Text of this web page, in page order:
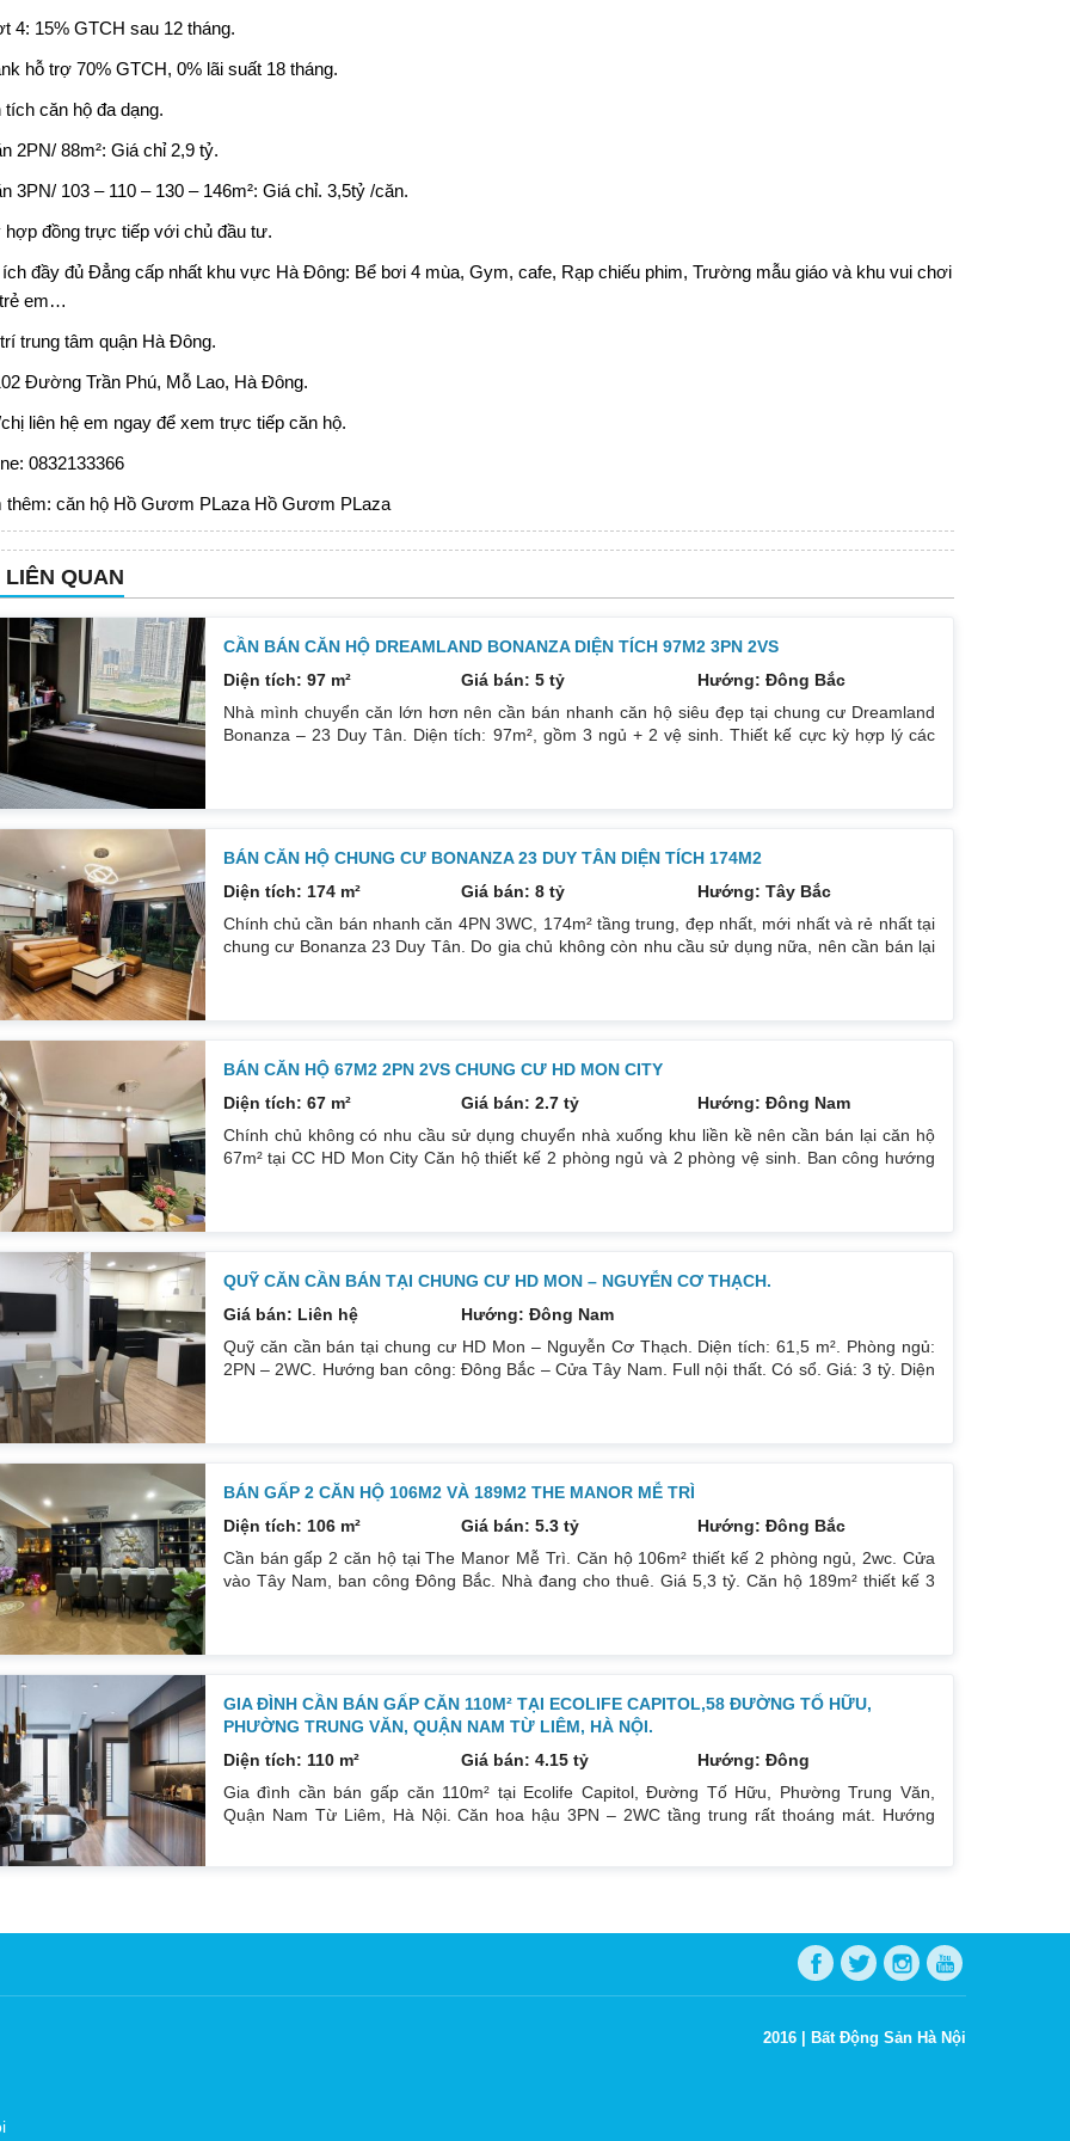
4: 15% GTCH sau 12 tháng.
hỗ trợ 70% GTCH, 0% lãi suất 18 tháng.
tích căn hộ đa dạng.
2PN/ 88m²: Giá chỉ 2,9 tỷ.
3PN/ 103 – 110 – 130 – 146m²: Giá chỉ. 3,5tỷ /căn.
hợp đồng trực tiếp với chủ đầu tư.
ích đầy đủ Đẳng cấp nhất khu vực Hà Đông: Bể bơi 4 mùa, Gym, cafe, Rạp chiếu phim, Trường mẫu giáo và khu vui chơi
em…
trung tâm quận Hà Đông.
Đường Trần Phú, Mỗ Lao, Hà Đông.
liên hệ em ngay để xem trực tiếp căn hộ.
0832133366
thêm: căn hộ Hồ Gươm PLaza Hồ Gươm PLaza
LIÊN QUAN
CẦN BÁN CĂN HỘ DREAMLAND BONANZA DIỆN TÍCH 97M2 3PN 2VS
Diện tích: 97 m²
Giá bán: 5 tỷ
Hướng: Đông Bắc
Nhà mình chuyển căn lớn hơn nên cần bán nhanh căn hộ siêu đẹp tại chung cư Dreamland
Bonanza – 23 Duy Tân. Diện tích: 97m², gồm 3 ngủ + 2 vệ sinh. Thiết kế cực kỳ hợp lý các
BÁN CĂN HỘ CHUNG CƯ BONANZA 23 DUY TÂN DIỆN TÍCH 174M2
Diện tích: 174 m²
Giá bán: 8 tỷ
Hướng: Tây Bắc
Chính chủ cần bán nhanh căn 4PN 3WC, 174m² tầng trung, đẹp nhất, mới nhất và rẻ nhất tại
chung cư Bonanza 23 Duy Tân. Do gia chủ không còn nhu cầu sử dụng nữa, nên cần bán lại
BÁN CĂN HỘ 67M2 2PN 2VS CHUNG CƯ HD MON CITY
Diện tích: 67 m²
Giá bán: 2.7 tỷ
Hướng: Đông Nam
Chính chủ không có nhu cầu sử dụng chuyển nhà xuống khu liền kề nên cần bán lại căn hộ
67m² tại CC HD Mon City Căn hộ thiết kế 2 phòng ngủ và 2 phòng vệ sinh. Ban công hướng
QUỸ CĂN CẦN BÁN TẠI CHUNG CƯ HD MON – NGUYỄN CƠ THẠCH.
Giá bán: Liên hệ
Hướng: Đông Nam
Quỹ căn cần bán tại chung cư HD Mon – Nguyễn Cơ Thạch. Diện tích: 61,5 m². Phòng ngủ:
2PN – 2WC. Hướng ban công: Đông Bắc – Cửa Tây Nam. Full nội thất. Có sổ. Giá: 3 tỷ. Diện
BÁN GẤP 2 CĂN HỘ 106M2 VÀ 189M2 THE MANOR MỄ TRÌ
Diện tích: 106 m²
Giá bán: 5.3 tỷ
Hướng: Đông Bắc
Cần bán gấp 2 căn hộ tại The Manor Mễ Trì. Căn hộ 106m² thiết kế 2 phòng ngủ, 2wc. Cửa
vào Tây Nam, ban công Đông Bắc. Nhà đang cho thuê. Giá 5,3 tỷ. Căn hộ 189m² thiết kế 3
GIA ĐÌNH CẦN BÁN GẤP CĂN 110M² TẠI ECOLIFE CAPITOL,58 ĐƯỜNG TỐ HỮU,
PHƯỜNG TRUNG VĂN, QUẬN NAM TỪ LIÊM, HÀ NỘI.
Diện tích: 110 m²
Giá bán: 4.15 tỷ
Hướng: Đông
Gia đình cần bán gấp căn 110m² tại Ecolife Capitol, Đường Tố Hữu, Phường Trung Văn,
Quận Nam Từ Liêm, Hà Nội. Căn hoa hậu 3PN – 2WC tầng trung rất thoáng mát. Hướng
2016 | Bất Động Sản Hà Nội